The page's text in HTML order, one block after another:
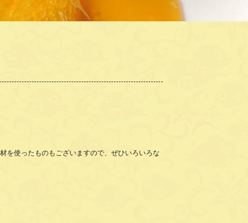
を使ったものもございますので、ぜひいろいろな